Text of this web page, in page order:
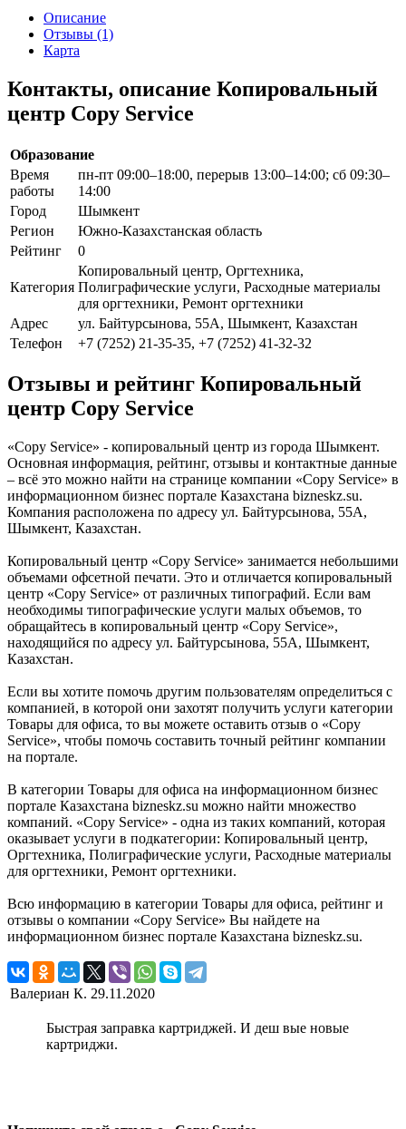
Описание
Отзывы (1)
Карта
Контакты, описание Копировальный
центр Copy Service
Образование
Время
работы
пн-пт 09:00–18:00, перерыв 13:00–14:00; сб 09:30–
14:00
Город
Шымкент
Регион
Южно-Казахстанская область
Рейтинг
0
Категория
Копировальный центр, Оргтехника,
Полиграфические услуги, Расходные материалы
для оргтехники, Ремонт оргтехники
Адрес
ул. Байтурсынова, 55А, Шымкент, Казахстан
Телефон
+7 (7252) 21-35-35, +7 (7252) 41-32-32
Отзывы и рейтинг Копировальный
центр Copy Service
«Copy Service» - копировальный центр из города Шымкент.
Основная информация, рейтинг, отзывы и контактные данные
– всё это можно найти на странице компании «Copy Service» в
информационном бизнес портале Казахстана bizneskz.su.
Компания расположена по адресу ул. Байтурсынова, 55А,
Шымкент, Казахстан.
Копировальный центр «Copy Service» занимается небольшими
объемами офсетной печати. Это и отличается копировальный
центр «Copy Service» от различных типографий. Если вам
необходимы типографические услуги малых объемов, то
обращайтесь в копировальный центр «Copy Service»,
находящийся по адресу ул. Байтурсынова, 55А, Шымкент,
Казахстан.
Если вы хотите помочь другим пользователям определиться с
компанией, в которой они захотят получить услуги категории
Товары для офиса, то вы можете оставить отзыв о «Copy
Service», чтобы помочь составить точный рейтинг компании
на портале.
В категории Товары для офиса на информационном бизнес
портале Казахстана bizneskz.su можно найти множество
компаний. «Copy Service» - одна из таких компаний, которая
оказывает услуги в подкатегории: Копировальный центр,
Оргтехника, Полиграфические услуги, Расходные материалы
для оргтехники, Ремонт оргтехники.
Всю информацию в категории Товары для офиса, рейтинг и
отзывы о компании «Copy Service» Вы найдете на
информационном бизнес портале Казахстана bizneskz.su.
Валериан К. 29.11.2020
Быстрая заправка картриджей. И деш вые новые
картриджи.